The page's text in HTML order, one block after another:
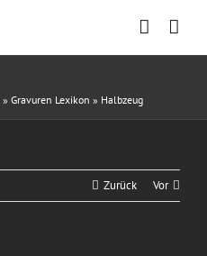
» Gravuren Lexikon » Halbzeug
Zurück Vor